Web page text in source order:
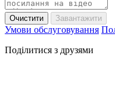
Очистити Завантажити
Умови обслуговування
Поділитися з друзями